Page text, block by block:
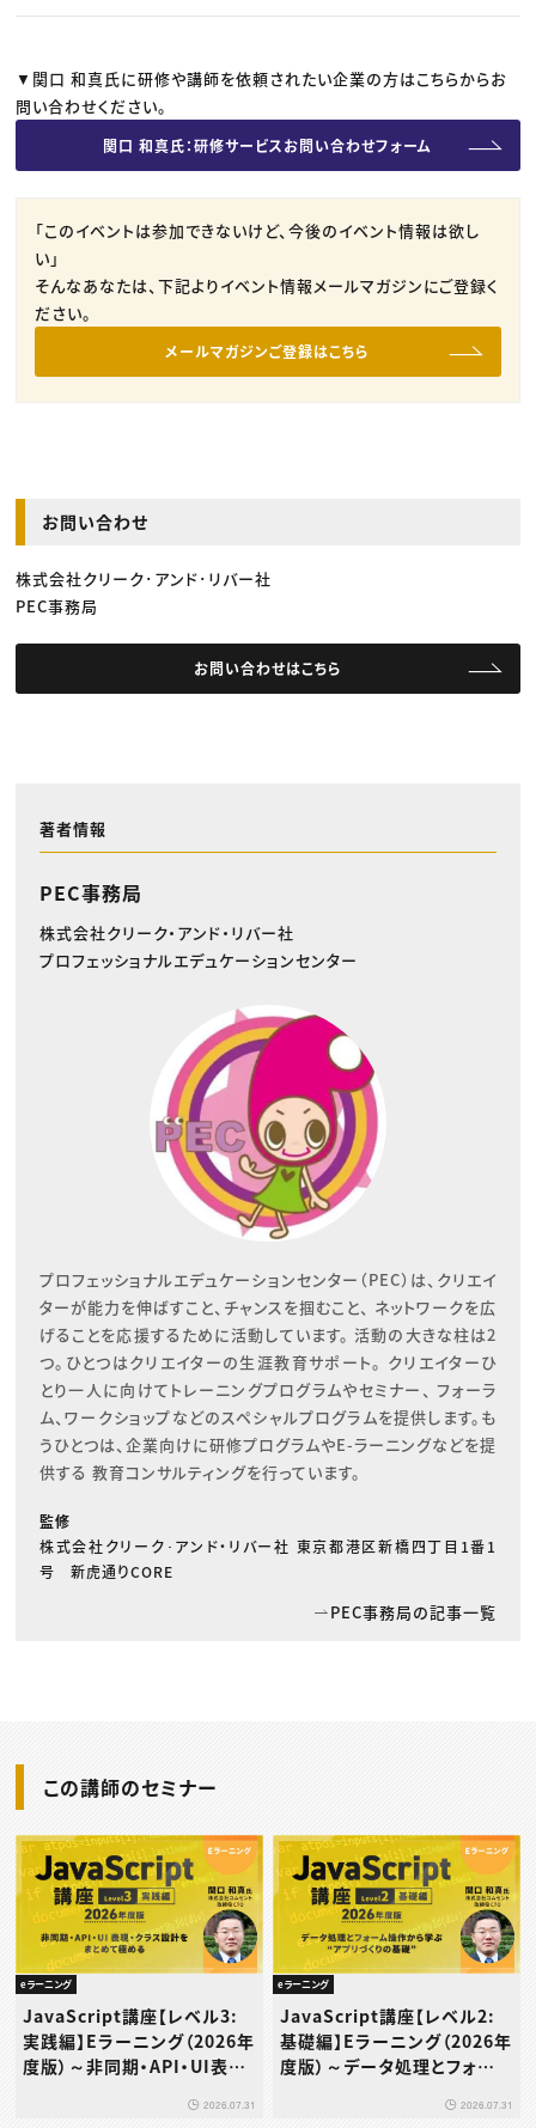
▼関口 和真氏に研修や講師を依頼されたい企業の方はこちらからお
問い合わせください。
関口 和真氏：研修サービスお問い合わせフォーム
「このイベントは参加できないけど、今後のイベント情報は欲し
い」
そんなあなたは、下記よりイベント情報メールマガジンにご登録く
ださい。
メールマガジンご登録はこちら
お問い合わせ
株式会社クリーク･アンド･リバー社
PEC事務局
お問い合わせはこちら
著者情報
PEC事務局
株式会社クリーク・アンド・リバー社
プロフェッショナルエデュケーションセンター
プロフェッショナルエデュケーションセンター（PEC）は、クリエイ
ターが能力を伸ばすこと、チャンスを掴むこと、 ネットワークを広
げることを応援するために活動しています。 活動の大きな柱は2
つ。ひとつはクリエイターの生涯教育サポート。 クリエイターひ
とり一人に向けてトレーニングプログラムやセミナー、 フォーラ
ム、ワークショップなどのスペシャルプログラムを提供します。も
うひとつは、企業向けに研修プログラムやE-ラーニングなどを提
供する 教育コンサルティングを行っています。
監修
株式会社クリーク･アンド・リバー社 東京都港区新橋四丁目1番1
号 新虎通りCORE
PEC事務局の記事一覧
この講師のセミナー
eラーニング
JavaScript講座【レベル3:
実践編】Eラーニング（2026年
度版）～非同期・API・UI表
2026.07.31
eラーニング
JavaScript講座【レベル2:
基礎編】Eラーニング（2026年
度版）～データ処理とフォーム
2026.07.31